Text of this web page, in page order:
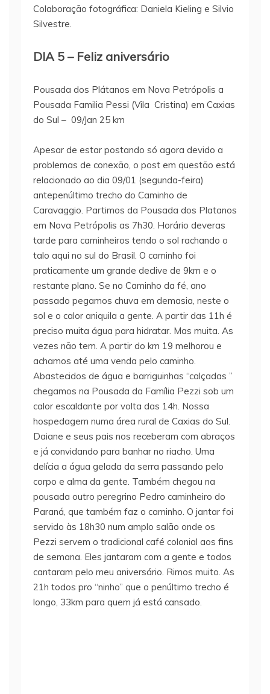
Colaboração fotográfica: Daniela Kieling e Silvio
Silvestre.
DIA 5 – Feliz aniversário
Pousada dos Plátanos em Nova Petrópolis a
Pousada Familia Pessi (Vila Cristina) em Caxias
do Sul – 09/Jan 25 km
Apesar de estar postando só agora devido a
problemas de conexão, o post em questão está
relacionado ao dia 09/01 (segunda-feira)
antepenúltimo trecho do Caminho de
Caravaggio. Partimos da Pousada dos Platanos
em Nova Petrópolis as 7h30. Horário deveras
tarde para caminheiros tendo o sol rachando o
talo aqui no sul do Brasil. O caminho foi
praticamente um grande declive de 9km e o
restante plano. Se no Caminho da fé, ano
passado pegamos chuva em demasia, neste o
sol e o calor aniquila a gente. A partir das 11h é
preciso muita água para hidratar. Mas muita. As
vezes não tem. A partir do km 19 melhorou e
achamos até uma venda pelo caminho.
Abastecidos de água e barriguinhas “calçadas ”
chegamos na Pousada da Família Pezzi sob um
calor escaldante por volta das 14h. Nossa
hospedagem numa área rural de Caxias do Sul.
Daiane e seus pais nos receberam com abraços
e já convidando para banhar no riacho. Uma
delícia a água gelada da serra passando pelo
corpo e alma da gente. Também chegou na
pousada outro peregrino Pedro caminheiro do
Paraná, que também faz o caminho. O jantar foi
servido às 18h30 num amplo salão onde os
Pezzi servem o tradicional café colonial aos fins
de semana. Eles jantaram com a gente e todos
cantaram pelo meu aniversário. Rimos muito. As
21h todos pro “ninho” que o penúltimo trecho é
longo, 33km para quem já está cansado.